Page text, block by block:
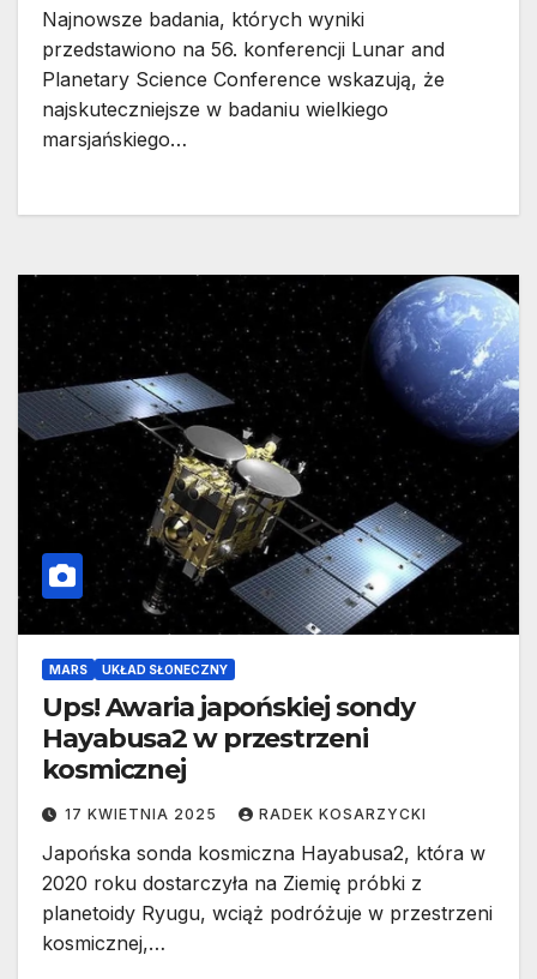
Najnowsze badania, których wyniki
przedstawiono na 56. konferencji Lunar and
Planetary Science Conference wskazują, że
najskuteczniejsze w badaniu wielkiego
marsjańskiego…
MARS UKŁAD SŁONECZNY
Ups! Awaria japońskiej sondy
Hayabusa2 w przestrzeni
kosmicznej
17 KWIETNIA 2025 RADEK KOSARZYCKI
Japońska sonda kosmiczna Hayabusa2, która w
2020 roku dostarczyła na Ziemię próbki z
planetoidy Ryugu, wciąż podróżuje w przestrzeni
kosmicznej,…